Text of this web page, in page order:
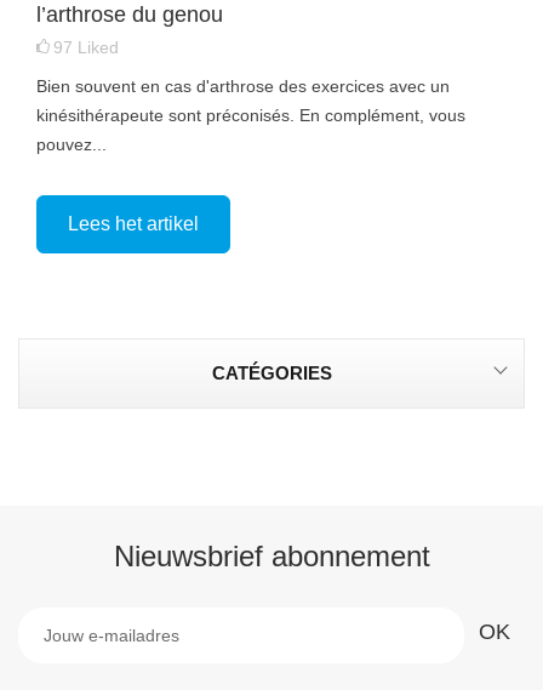
l’arthrose du genou
97 Liked
Bien souvent en cas d'arthrose des exercices avec un
kinésithérapeute sont préconisés. En complément, vous
pouvez...
Lees het artikel
CATÉGORIES
Nieuwsbrief abonnement